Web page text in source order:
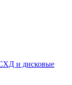
и дисковые